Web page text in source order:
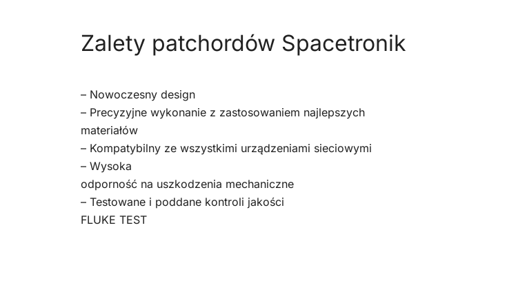
Zalety patchordów Spacetronik
– Nowoczesny design
– Precyzyjne wykonanie z zastosowaniem najlepszych
materiałów
– Kompatybilny ze wszystkimi urządzeniami sieciowymi
– Wysoka
odporność na uszkodzenia mechaniczne
– Testowane i poddane kontroli jakości
FLUKE TEST